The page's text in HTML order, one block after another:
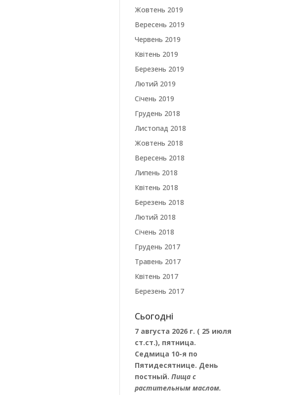
Жовтень 2019
Вересень 2019
Червень 2019
Квітень 2019
Березень 2019
Лютий 2019
Січень 2019
Грудень 2018
Листопад 2018
Жовтень 2018
Вересень 2018
Липень 2018
Квітень 2018
Березень 2018
Лютий 2018
Січень 2018
Грудень 2017
Травень 2017
Квітень 2017
Березень 2017
Сьогодні
7 августа 2026 г. ( 25 июля
ст.ст.), пятница.
Седмица 10-я по
Пятидесятнице. День
постный. Пища с
растительным маслом.